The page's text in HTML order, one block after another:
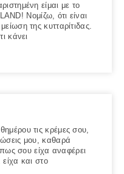
είμαι με το
Νομίζω, ότι είναι
της κυτταρίτιδας.
κάνει
τις κρέμες σου,
μου, καθαρά
σου είχα αναφέρει
και στο